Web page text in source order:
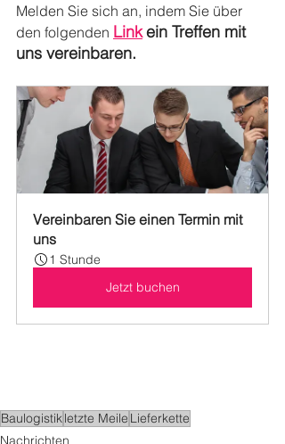
Melden Sie sich an, indem Sie über
den folgenden Linkein Treffen mit
uns vereinbaren.
Vereinbaren Sie einen Termin mit
uns
1 Stunde
Jetzt buchen
Baulogistikletzte Meile Lieferkette
Nachrichten